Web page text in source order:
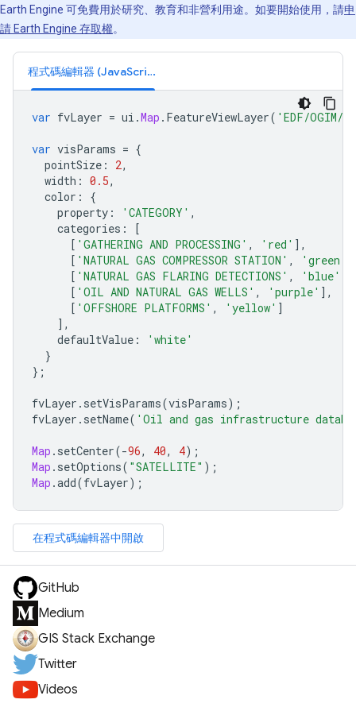
Earth Engine 可免費用於研究、教育和非營利用途。如要開始使用，請申
請 Earth Engine 存取權。
程式碼編輯器 (JavaScript)
var fvLayer = ui .Map . FeatureViewLayer( 'EDF/OGIM/
var visParams = {
pointSize : 2,
width : 0.5,
color :
{
property : 'CATEGORY' ,
categories :
[
[ 'GATHERING AND PROCESSING' , 'red' ],
[ 'NATURAL GAS COMPRESSOR STATION' , 'green'
[ 'NATURAL GAS FLARING DETECTIONS' , 'blue'
[ 'OIL AND NATURAL GAS WELLS' , 'purple' ],
[ 'OFFSHORE PLATFORMS' , 'yellow' ]
],
defaultValue :
'white'
}
};
fvLayer . setVisParams(visParams);
fvLayer . setName( 'Oil and gas infrastructure
Map . setCenter(-96, 40, 4);
Map . setOptions( "SATELLITE" );
Map .add(fvLayer);
在程式碼編輯器中開啟
GitHub
Medium
GIS Stack Exchange
Twitter
Videos